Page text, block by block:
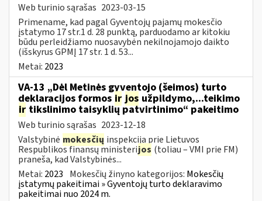
Web turinio sąrašas 2023-03-15
Primename, kad pagal Gyventojų pajamų mokesčio
įstatymo 17 str.1 d. 28 punktą, parduodamo ar kitokiu
būdu perleidžiamo nuosavybėn nekilnojamojo daikto
(išskyrus GPMĮ 17 str. 1 d. 53...
Metai: 2023
VA-13 „Dėl Metinės gyventojo (šeimos) turto
deklaracijos formos ir jos užpildymo,...teikimo
ir tikslinimo taisyklių patvirtinimo“ pakeitimo
Web turinio sąrašas 2023-12-18
Valstybinė mokesčių inspekcija prie Lietuvos
Respublikos finansų ministerijos (toliau – VMI prie FM)
praneša, kad Valstybinės...
Metai: 2023 Mokesčių žinyno kategorijos: Mokesčių
įstatymų pakeitimai » Gyventojų turto deklaravimo
pakeitimai nuo 2024 m.